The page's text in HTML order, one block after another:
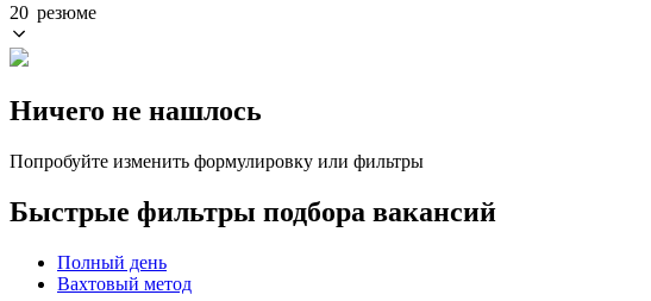
20 резюме
Ничего не нашлось
Попробуйте изменить формулировку или фильтры
Быстрые фильтры подбора вакансий
Полный день
Вахтовый метод